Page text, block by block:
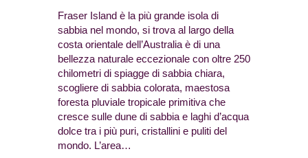
Fraser Island è la più grande isola di
sabbia nel mondo, si trova al largo della
costa orientale dell’Australia è di una
bellezza naturale eccezionale con oltre 250
chilometri di spiagge di sabbia chiara,
scogliere di sabbia colorata, maestosa
foresta pluviale tropicale primitiva che
cresce sulle dune di sabbia e laghi d’acqua
dolce tra i più puri, cristallini e puliti del
mondo. L’area…